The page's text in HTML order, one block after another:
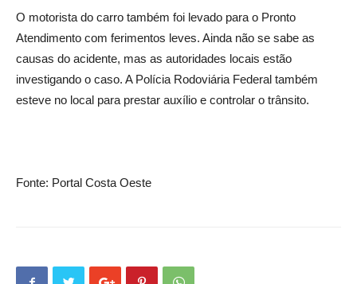
O motorista do carro também foi levado para o Pronto
Atendimento com ferimentos leves. Ainda não se sabe as
causas do acidente, mas as autoridades locais estão
investigando o caso. A Polícia Rodoviária Federal também
esteve no local para prestar auxílio e controlar o trânsito.
Fonte: Portal Costa Oeste